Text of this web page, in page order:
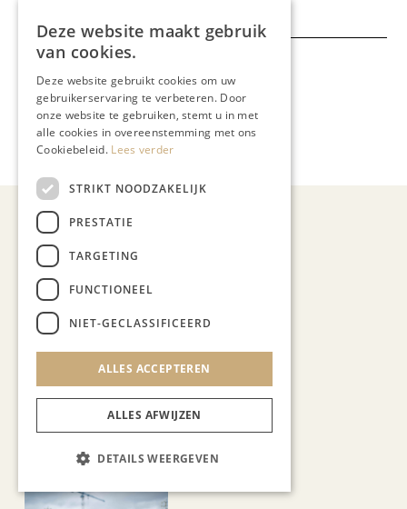
Meer artikelen over:
Gastronomie
Restaurant Studio
Demy Janssen
Recent nieuws
Deze website maakt gebruik
van cookies.
Deze website gebruikt cookies om uw
gebruikerservaring te verbeteren. Door
onze website te gebruiken, stemt u in met
alle cookies in overeenstemming met ons
Cookiebeleid. Lees verder
STRIKT NOODZAKELIJK
PRESTATIE
TARGETING
FUNCTIONEEL
NIET-GECLASSIFICEERD
ALLES ACCEPTEREN
ALLES AFWIJZEN
DETAILS WEERGEVEN